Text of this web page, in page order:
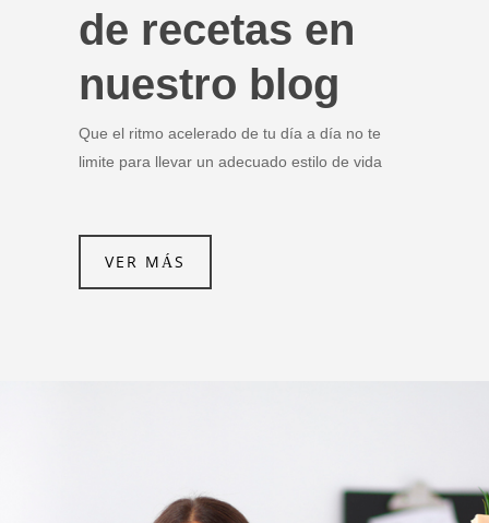
de recetas en
nuestro blog
Que el ritmo acelerado de tu día a día no te
limite para llevar un adecuado estilo de vida
VER MÁS